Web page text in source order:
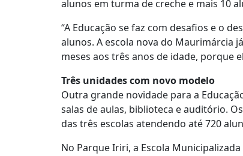
alunos em turma de creche e mais 10
“A Educação se faz com desafios e o
alunos. A escola nova do Maurimárcia
meses aos três anos de idade, porque
Três unidades com novo modelo
Outra grande novidade para a
salas de aulas, biblioteca e auditório.
das três escolas atendendo até 720
No Parque Iriri, a Escola